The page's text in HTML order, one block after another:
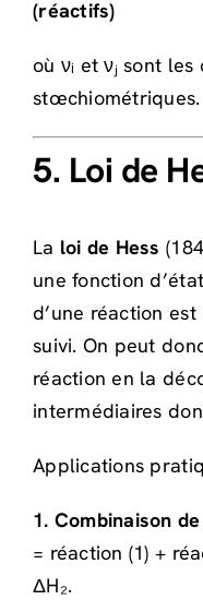
(réactifs)
où νᵢ et νⱼ sont
stœchiométriques.
5. Loi de
La loi de Hess
une fonction
d’une réaction est
suivi. On peut
réaction en la
intermédiaires
Applications
1. Combinaison
= réaction (1) +
ΔH₂.